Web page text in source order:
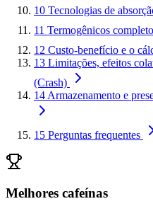
10 Tecnologias de
11 Termogênicos
12 Custo-benefício e o
13 Limitações, efeitos
(Crash)
14 Armazenamento e
15 Perguntas frequentes
Melhores cafeínas